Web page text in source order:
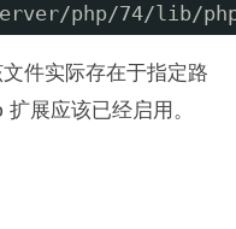
php/74/lib/
件实际存在于指定路
扩展应该已经启用。